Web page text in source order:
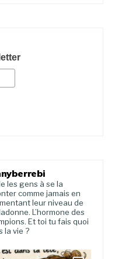
les gens à se la
comme jamais en
leur niveau de
L’hormone des
Et toi tu fais quoi
la vie ?